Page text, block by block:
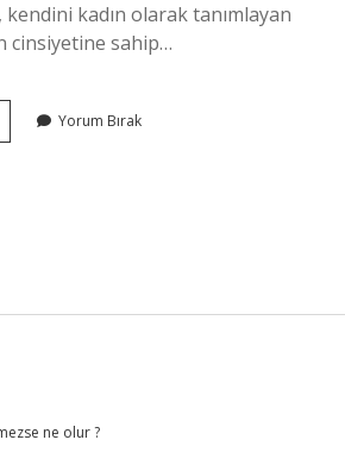
kendini kadın olarak tanımlayan
cinsiyetine sahip…
Yorum Bırak
ne olur ?